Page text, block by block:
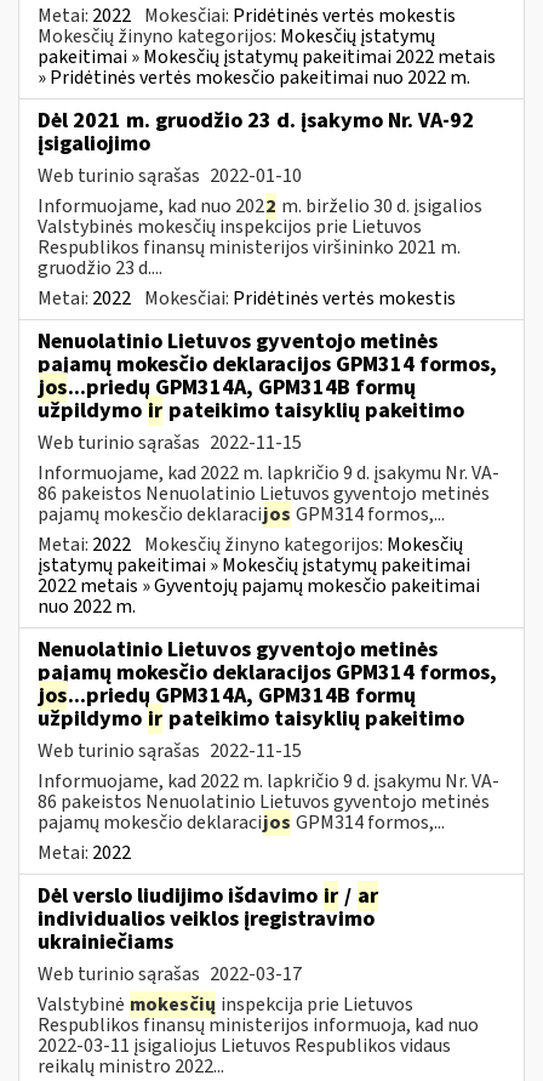
Metai: 2022 Mokesčiai: Pridėtinės vertės mokestis
Mokesčių žinyno kategorijos: Mokesčių įstatymų
pakeitimai » Mokesčių įstatymų pakeitimai 2022 metais
» Pridėtinės vertės mokesčio pakeitimai nuo 2022 m.
Dėl 2021 m. gruodžio 23 d. įsakymo Nr. VA-92
įsigaliojimo
Web turinio sąrašas 2022-01-10
Informuojame, kad nuo 2022 m. birželio 30 d. įsigalios
Valstybinės mokesčių inspekcijos prie Lietuvos
Respublikos finansų ministerijos viršininko 2021 m.
gruodžio 23 d....
Metai: 2022 Mokesčiai: Pridėtinės vertės mokestis
Nenuolatinio Lietuvos gyventojo metinės
pajamų mokesčio deklaracijos GPM314 formos,
jos...priedų GPM314A, GPM314B formų
užpildymo ir pateikimo taisyklių pakeitimo
Web turinio sąrašas 2022-11-15
Informuojame, kad 2022 m. lapkričio 9 d. įsakymu Nr. VA-
86 pakeistos Nenuolatinio Lietuvos gyventojo metinės
pajamų mokesčio deklaracijos GPM314 formos,...
Metai: 2022 Mokesčių žinyno kategorijos: Mokesčių
įstatymų pakeitimai » Mokesčių įstatymų pakeitimai
2022 metais » Gyventojų pajamų mokesčio pakeitimai
nuo 2022 m.
Nenuolatinio Lietuvos gyventojo metinės
pajamų mokesčio deklaracijos GPM314 formos,
jos...priedų GPM314A, GPM314B formų
užpildymo ir pateikimo taisyklių pakeitimo
Web turinio sąrašas 2022-11-15
Informuojame, kad 2022 m. lapkričio 9 d. įsakymu Nr. VA-
86 pakeistos Nenuolatinio Lietuvos gyventojo metinės
pajamų mokesčio deklaracijos GPM314 formos,...
Metai: 2022
Dėl verslo liudijimo išdavimo ir / ar
individualios veiklos įregistravimo
ukrainiečiams
Web turinio sąrašas 2022-03-17
Valstybinė mokesčių inspekcija prie Lietuvos
Respublikos finansų ministerijos informuoja, kad nuo
2022-03-11 įsigaliojus Lietuvos Respublikos vidaus
reikalų ministro 2022...